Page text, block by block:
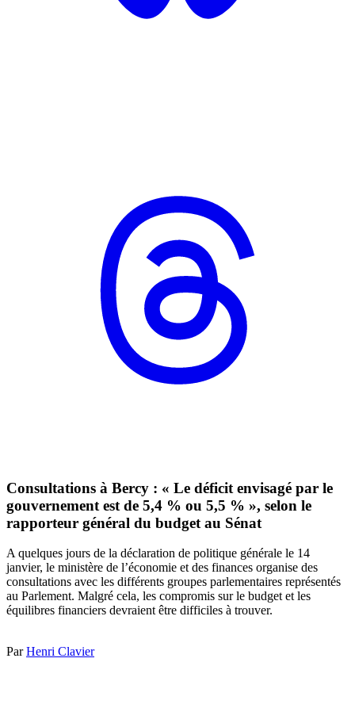
Consultations à Bercy : « Le déficit envisagé par le
gouvernement est de 5,4 % ou 5,5 % », selon le
rapporteur général du budget au Sénat
A quelques jours de la déclaration de politique générale le 14
janvier, le ministère de l’économie et des finances organise des
consultations avec les différents groupes parlementaires représentés
au Parlement. Malgré cela, les compromis sur le budget et les
équilibres financiers devraient être difficiles à trouver.
ParHenri Clavier